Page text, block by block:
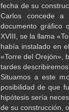
fecha de su
Carlos concede
documento gráfico
XVIII, se la llama
había instalado en
«Torre del Orejón»,
tardes describiremos.
Situamos a este
posibilidad de que
hipótesis sería
de su construcción,